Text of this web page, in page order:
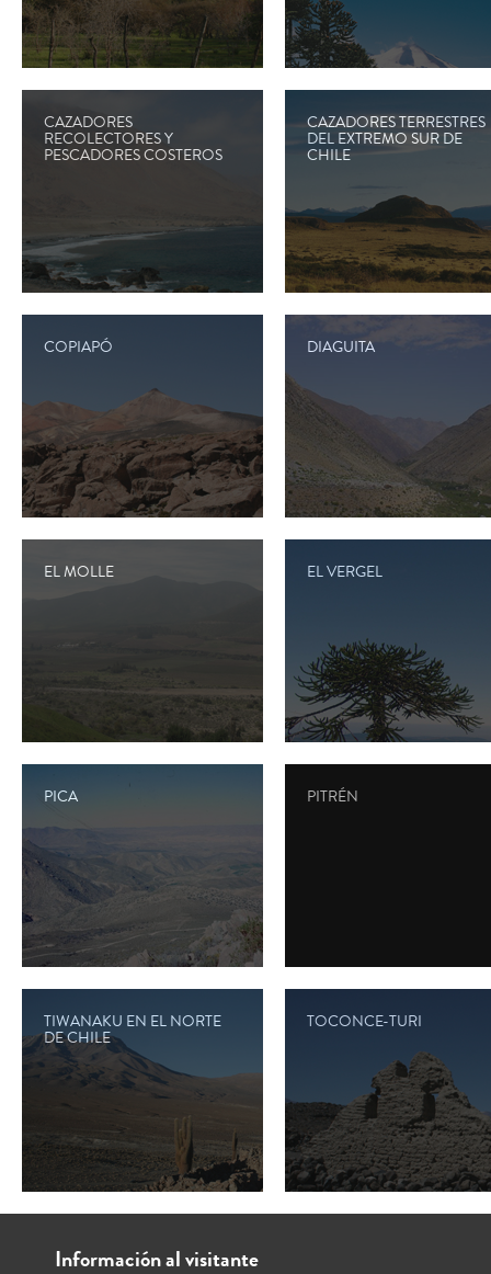
CAZADORES
RECOLECTORES Y
PESCADORES COSTEROS
CAZADORES TERRESTRES
DEL EXTREMO SUR DE
CHILE
COPIAPÓ DIAGUITA
EL MOLLE EL VERGEL
PICA PITRÉN
TIWANAKU EN EL NORTE
DE CHILE
TOCONCE-TURI
Información al visitante